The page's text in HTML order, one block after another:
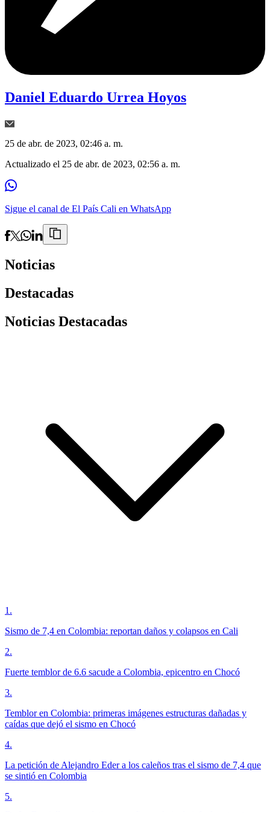
Daniel Eduardo Urrea Hoyos
25 de abr. de 2023, 02:46 a. m.
Actualizado el 25 de abr. de 2023, 02:56 a. m.
Sigue el canal de El País Cali en WhatsApp
Noticias
Destacadas
Noticias Destacadas
1 .
Sismo de 7,4 en Colombia: reportan daños y colapsos en Cali
2.
Fuerte temblor de 6.6 sacude a Colombia, epicentro en Chocó
3.
Temblor en Colombia: primeras imágenes estructuras dañadas y
caídas que dejó el sismo en Chocó
4.
La petición de Alejandro Eder a los caleños tras el sismo de 7,4 que
se sintió en Colombia
5.